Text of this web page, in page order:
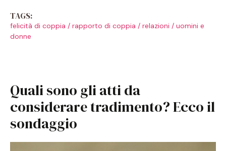
TAGS:
felicità di coppia / rapporto di coppia / relazioni / uomini e
donne
Quali sono gli atti da
considerare tradimento? Ecco il
sondaggio